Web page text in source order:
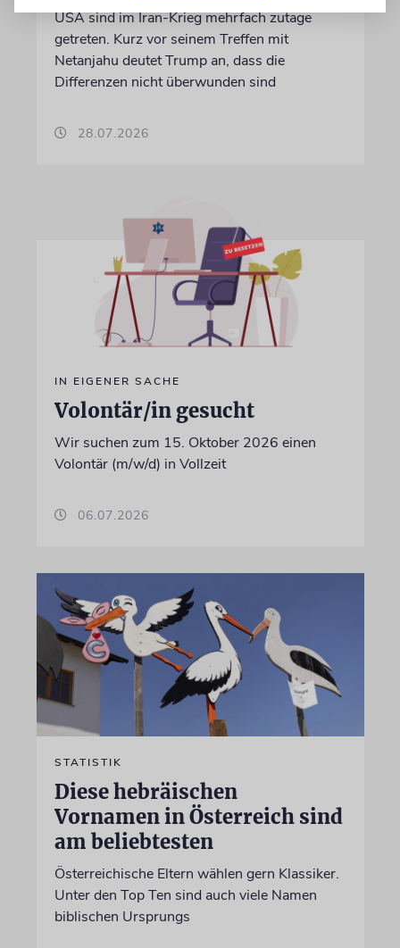
USA sind im Iran-Krieg mehrfach zutage
getreten. Kurz vor seinem Treffen mit
Netanjahu deutet Trump an, dass die
Differenzen nicht überwunden sind
28.07.2026
IN EIGENER SACHE
Volontär/in gesucht
Wir suchen zum 15. Oktober 2026 einen
Volontär (m/w/d) in Vollzeit
06.07.2026
STATISTIK
Diese hebräischen
Vornamen in Österreich sind
am beliebtesten
Österreichische Eltern wählen gern Klassiker.
Unter den Top Ten sind auch viele Namen
biblischen Ursprungs